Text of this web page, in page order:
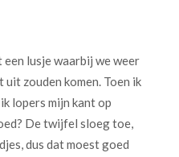
lusje waarbij we weer
zouden komen. Toen ik
lopers mijn kant op
De twijfel sloeg toe,
dus dat moest goed